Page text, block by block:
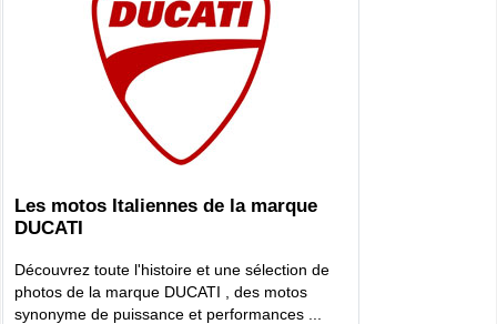
Les motos Italiennes de la marque
DUCATI
Découvrez toute l'histoire et une sélection de
photos de la marque DUCATI , des motos
synonyme de puissance et performances ...